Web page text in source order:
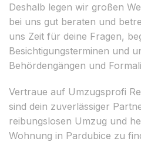
Deshalb legen wir großen
bei uns gut beraten und
uns Zeit für deine Fragen,
Besichtigungsterminen und
Behördengängen und
Vertraue auf Umzugsprofi
sind dein zuverlässiger
reibungslosen Umzug und
Wohnung in Pardubice zu